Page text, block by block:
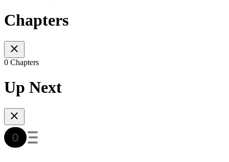
Chapters
0 Chapters
Up Next